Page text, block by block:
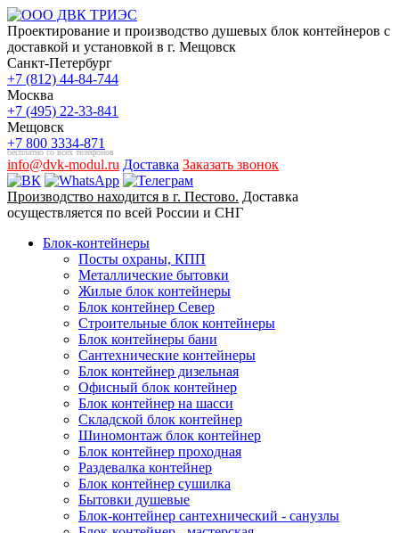
Проектирование и производство душевых блок контейнеров с
доставкой и установкой в г. Мещовск
Санкт-Петербург
+7 (812) 44-84-744
Москва
+7 (495) 22-33-841
Мещовск
+7 800 3334-871
бесплатно со всех телефонов
info@dvk-modul.ru Доставка Заказать звонок
Производство находится в г. Пестово. Доставка
осуществляется по всей России и СНГ
Блок-контейнеры
Посты охраны, КПП
Металлические бытовки
Жилые блок контейнеры
Блок контейнер Север
Строительные блок контейнеры
Блок контейнеры бани
Сантехнические контейнеры
Блок контейнер дизельная
Офисный блок контейнер
Блок контейнер на шасси
Складской блок контейнер
Шиномонтаж блок контейнер
Блок контейнер проходная
Раздевалка контейнер
Блок контейнер сушилка
Бытовки душевые
Блок-контейнер сантехнический - санузлы